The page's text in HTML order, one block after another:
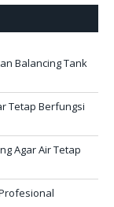
Balancing Tank
Tetap Berfungsi
Agar Air Tetap